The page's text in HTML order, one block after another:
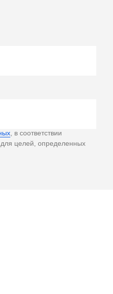
, в соответствии
целей, определенных